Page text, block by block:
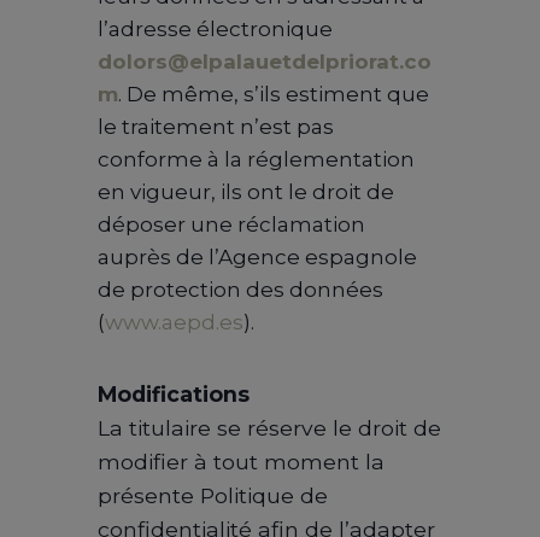
l’adresse électronique
dolors@elpalauetdelpriorat.co
m. De même, s’ils estiment que
le traitement n’est pas
conforme à la réglementation
en vigueur, ils ont le droit de
déposer une réclamation
auprès de l’Agence espagnole
de protection des données
(www.aepd.es).
Modifications
La titulaire se réserve le droit de
modifier à tout moment la
présente Politique de
confidentialité afin de l’adapter
Ceci fermera dans15secondes